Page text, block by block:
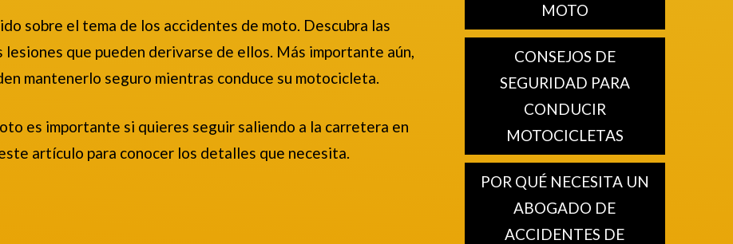
sobre el tema de los accidentes de moto. Descubra las
lesiones que pueden derivarse de ellos. Más importante aún,
mantenerlo seguro mientras conduce su motocicleta.
es importante si quieres seguir saliendo a la carretera en
artículo para conocer los detalles que necesita.
MOTO
CONSEJOS DE
SEGURIDAD PARA
CONDUCIR
MOTOCICLETAS
POR QUÉ NECESITA UN
ABOGADO DE
ACCIDENTES DE